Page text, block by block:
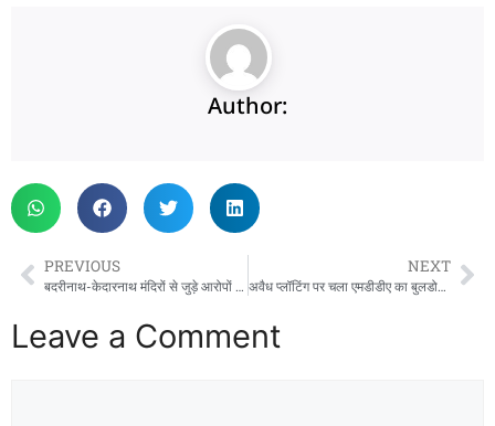
Author:
PREVIOUS
बदरीनाथ-केदारनाथ मंदिरों से जुड़े आरोपों की निष्पक्ष जांच हो, उच्च न्यायालय के सेवानिवृत्त न्यायाधीश अथवा सर्वदलीय विधानसभा समिति से कराई जाए-यशपाल आर्य
NEXT
अवैध प्लॉटिंग पर चला एमडीडीए का बुलडोजर, 170 बीघा से अधिक जमीन पर बड़ी कार्रवाई
Leave a Comment